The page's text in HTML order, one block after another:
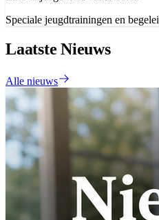
Speciale jeugdtrainingen en
Laatste Nieuws
Alle nieuws